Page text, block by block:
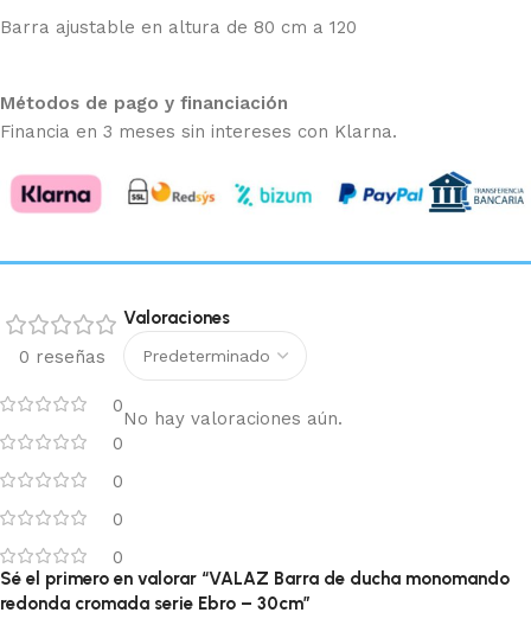
Barra ajustable en altura de 80 cm a 120
Métodos de pago y financiación
Financia en 3 meses sin intereses con Klarna.
0 reseñas
0
0
0
0
0
Valoraciones
No hay valoraciones aún.
Sé el primero en valorar “VALAZ Barra de ducha monomando
redonda cromada serie Ebro – 30cm”